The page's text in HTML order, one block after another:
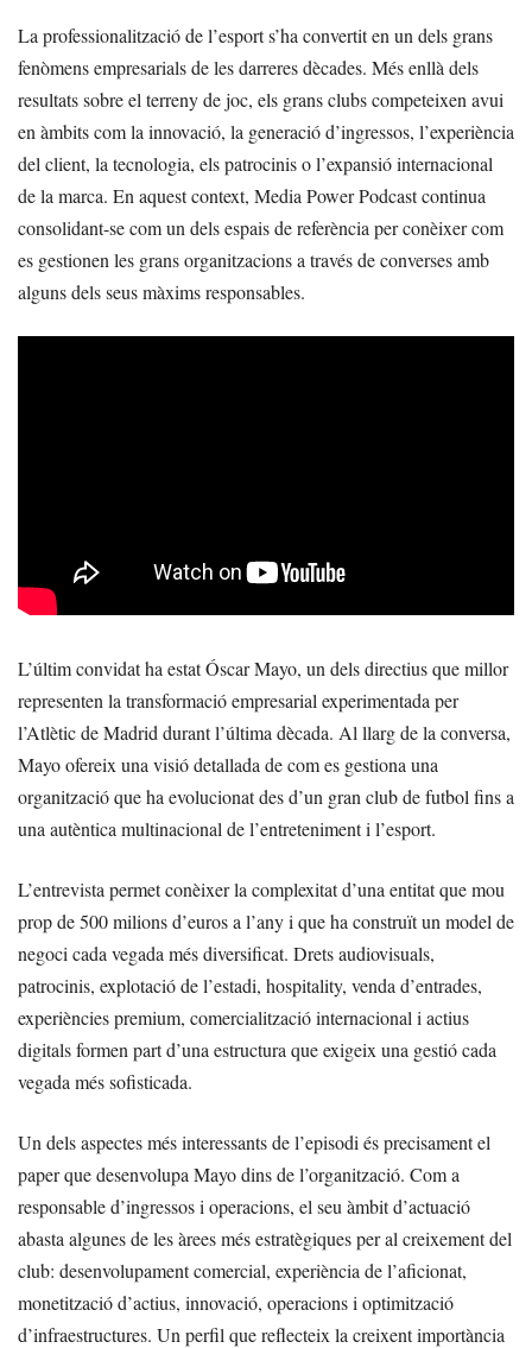
La professionalització de l’esport s’ha convertit en un dels grans
fenòmens empresarials de les darreres dècades. Més enllà dels
resultats sobre el terreny de joc, els grans clubs competeixen avui
en àmbits com la innovació, la generació d’ingressos, l’experiència
del client, la tecnologia, els patrocinis o l’expansió internacional
de la marca. En aquest context, Media Power Podcast continua
consolidant-se com un dels espais de referència per conèixer com
es gestionen les grans organitzacions a través de converses amb
alguns dels seus màxims responsables.
L’últim convidat ha estat Óscar Mayo, un dels directius que millor
representen la transformació empresarial experimentada per
l’Atlètic de Madrid durant l’última dècada. Al llarg de la conversa,
Mayo ofereix una visió detallada de com es gestiona una
organització que ha evolucionat des d’un gran club de futbol fins a
una autèntica multinacional de l’entreteniment i l’esport.
L’entrevista permet conèixer la complexitat d’una entitat que mou
prop de 500 milions d’euros a l’any i que ha construït un model de
negoci cada vegada més diversificat. Drets audiovisuals,
patrocinis, explotació de l’estadi, hospitality, venda d’entrades,
experiències premium, comercialització internacional i actius
digitals formen part d’una estructura que exigeix una gestió cada
vegada més sofisticada.
Un dels aspectes més interessants de l’episodi és precisament el
paper que desenvolupa Mayo dins de l’organització. Com a
responsable d’ingressos i operacions, el seu àmbit d’actuació
abasta algunes de les àrees més estratègiques per al creixement del
club: desenvolupament comercial, experiència de l’aficionat,
monetització d’actius, innovació, operacions i optimització
d’infraestructures. Un perfil que reflecteix la creixent importància